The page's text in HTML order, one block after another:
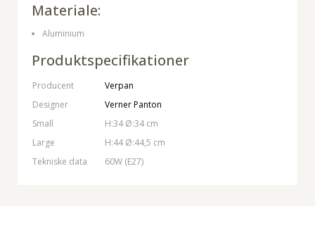
Materiale:
Aluminium
Produktspecifikationer
Producent
Verpan
Designer
Verner Panton
Small
H:34 Ø:34 cm
Large
H:44 Ø:44,5 cm
Tekniske data
60W (E27)